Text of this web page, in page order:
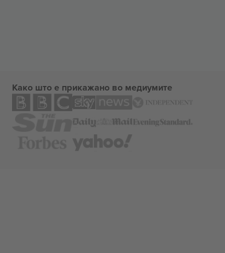
Како што е прикажано во медиумите